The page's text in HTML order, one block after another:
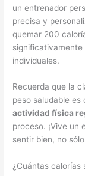
un entrenador
precisa y
quemar 200
individuales.
Recuerda que la
peso saludable
actividad física
proceso. ¡Vive un
sentir bien, no
¿Cuántas calorías